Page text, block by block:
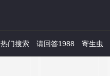
热门搜索 请回答1988 寄生虫